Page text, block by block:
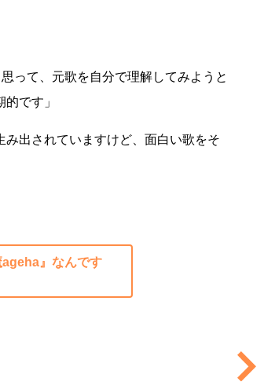
って、元歌を自分で理解してみようと
です」
出されていますけど、面白い歌をそ
』なんです